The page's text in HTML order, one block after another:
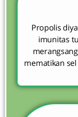
Propolis
imunitas
mematikan